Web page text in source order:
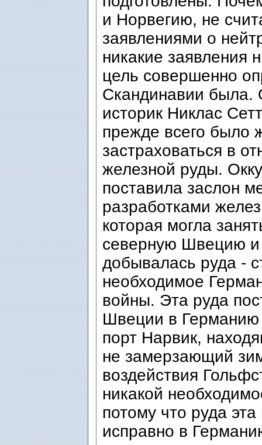
и Норвегию, не
заявлениями о
никакие заявления
цель совершенно
Скандинавии была.
историк Никлас
прежде всего было
застраховаться в
железной руды.
поставила заслон
разработками
которая могла
северную Швецию и
добывалась руда -
необходимое
войны. Эта руда
Швеции в Германию
порт Нарвик,
не замерзающий
воздействия
никакой
потому что руда
исправно в